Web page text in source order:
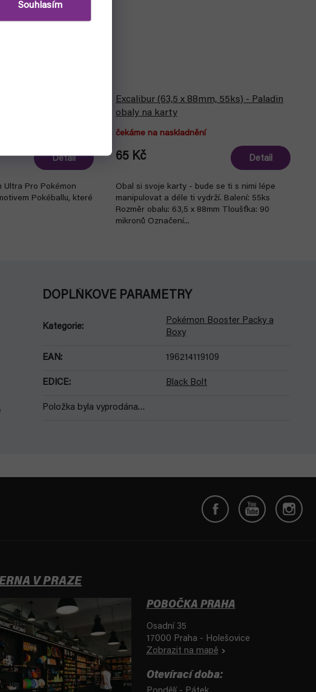
Souhlasím
Detail
Ultra Pro Pokémon
Pokéballu, které
Excalibur (63,5 x 88mm, 55ks) - Paladin
obaly na karty
čekáme na naskladnění
65 Kč Detail
Obal si svoje karty - bude se ti s nimi lépe
manipulovat a déle ti vydrží. Balení: 55ks
Rozměr obalu: 63,5 x 88mm Tloušťka: 90
mikronů Označení...
DOPLŇKOVÉ PARAMETRY
Kategorie:
Pokémon Booster Packy a
Boxy
EAN: 196214119109
EDICE: Black Bolt
Položka byla vyprodána…
V PRAZE
POBOČKA PRAHA
Osadní 35
17000 Praha - Holešovice
Zobrazit na mapě
Otevírací doba: